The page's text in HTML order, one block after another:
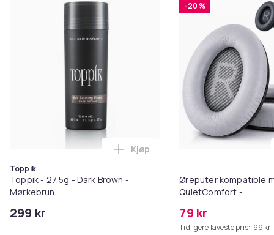
Toppik
Toppik - 27,5g - Dark Brown -
Mørkebrun
299 kr
Legg Toppik - 27,5g - Dark
Kjøp
-20 %
Øreputer kompatible
QuietComfort -
79 kr
Tidligere laveste pris: 99 kr